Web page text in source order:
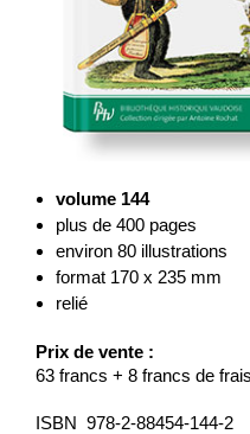
volume 144
plus de 400 pages
environ 80 illustrations
format 170 x 235 mm
relié
Prix de vente :
63 francs + 8 francs de
ISBN 978-2-88454-144-2